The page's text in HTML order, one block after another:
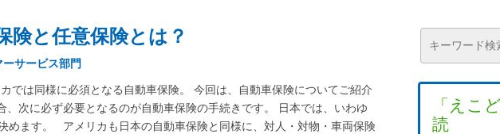
険と任意保険とは？
ーサービス部門
では同様に必須となる自動車保険。 今回は、自動車保険についてご紹介
次に必ず必要となるのが自動車保険の手続きです。 日本では、いわゆ
めます。 アメリカも日本の自動車保険と同様に、対人・対物・車両保険
「えこ
読